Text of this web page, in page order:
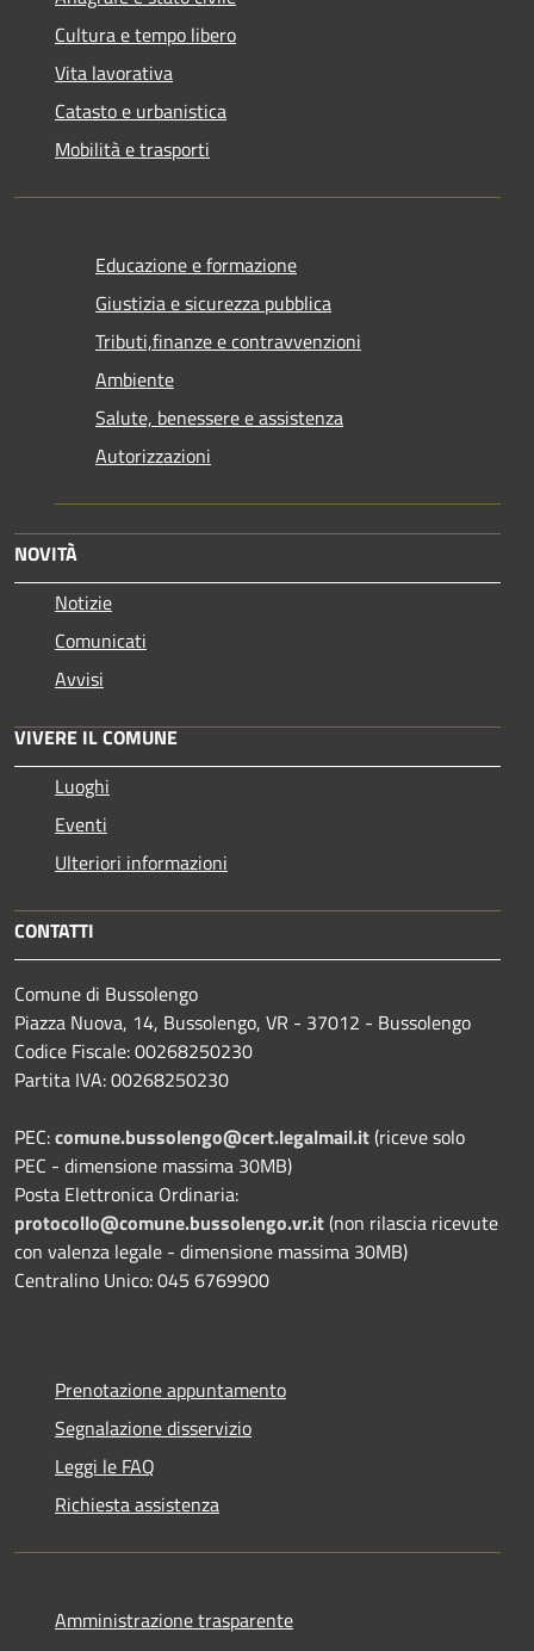
Cultura e tempo libero
Vita lavorativa
Catasto e urbanistica
Mobilità e trasporti
Educazione e formazione
Giustizia e sicurezza pubblica
Tributi,finanze e contravvenzioni
Ambiente
Salute, benessere e assistenza
Autorizzazioni
NOVITÀ
Notizie
Comunicati
Avvisi
VIVERE IL COMUNE
Luoghi
Eventi
Ulteriori informazioni
CONTATTI
Comune di Bussolengo
Piazza Nuova, 14, Bussolengo, VR - 37012 - Bussolengo
Codice Fiscale: 00268250230
Partita IVA: 00268250230
PEC:comune.bussolengo@cert.legalmail.it(riceve solo
PEC - dimensione massima 30MB)
Posta Elettronica Ordinaria:
protocollo@comune.bussolengo.vr.it(non rilascia ricevute
con valenza legale - dimensione massima 30MB)
Centralino Unico: 045 6769900
Prenotazione appuntamento
Segnalazione disservizio
Leggi le FAQ
Richiesta assistenza
Amministrazione trasparente